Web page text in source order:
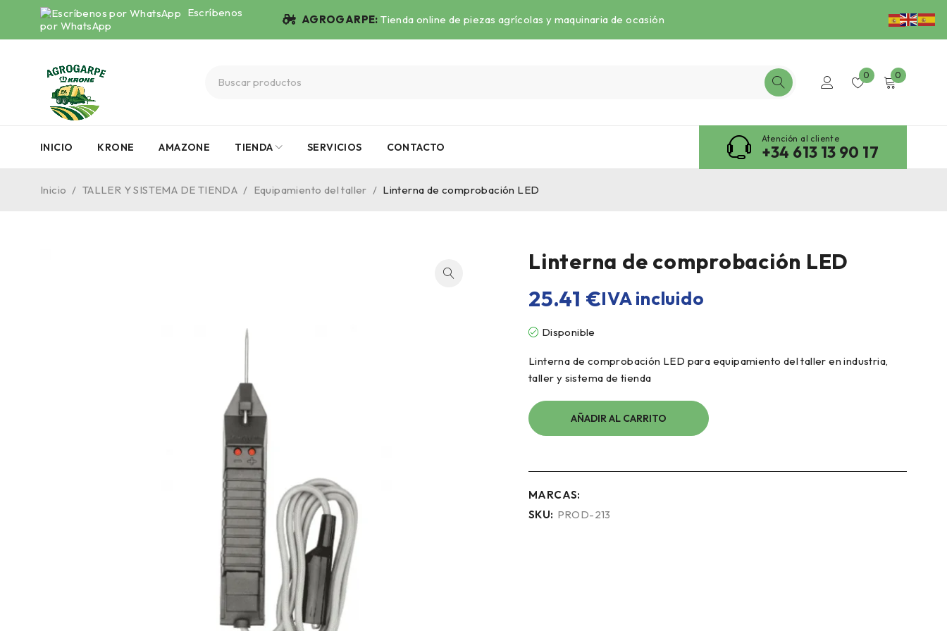
Escríbenos
por WhatsApp
AGROGARPE: Tienda online de piezas agrícolas y maquinaria de ocasión
0 0
INICIO KRONE AMAZONE TIENDA SERVICIOS CONTACTO
Atención al cliente
+34 613 13 90 17
Inicio / TALLER Y SISTEMA DE TIENDA / Equipamiento del taller / Linterna de comprobación LED
Linterna de comprobación LED
25.41 €IVA incluido
Disponible
Linterna de comprobación LED para equipamiento del taller en industria,
taller y sistema de tienda
AÑADIR AL CARRITO
MARCAS:
SKU: PROD-213